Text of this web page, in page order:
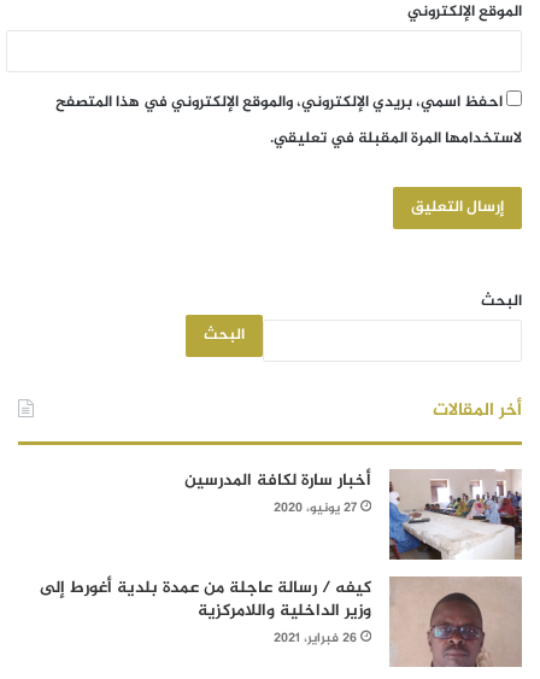
الموقع الإلكتروني
احفظ اسمي، بريدي الإلكتروني، والموقع الإلكتروني في هذا المتصفح
لاستخدامها المرة المقبلة في تعليقي.
البحث
البحث
أخر المقالات
أخبار سارة لكافة المدرسين
27 يونيو، 2020
كيفه / رسالة عاجلة من عمدة بلدية أغورط إلى
وزير الداخلية واللامركزية
26 فبراير، 2021